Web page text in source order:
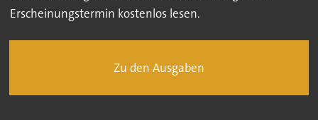
Erscheinungstermin kostenlos lesen.
Zu den Ausgaben